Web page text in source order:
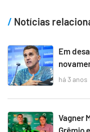
Notícias
Em
há 3 anos
Vagner
Grêmio